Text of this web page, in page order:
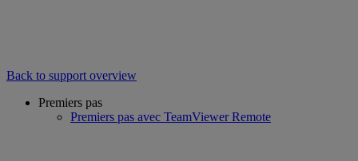
Back to support overview
Premiers pas
Premiers pas avec TeamViewer Remote